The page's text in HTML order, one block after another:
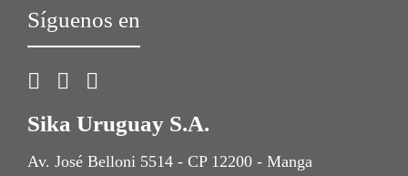
Síguenos en
Sika Uruguay S.A.
Av. José Belloni 5514 - CP 12200 - Manga